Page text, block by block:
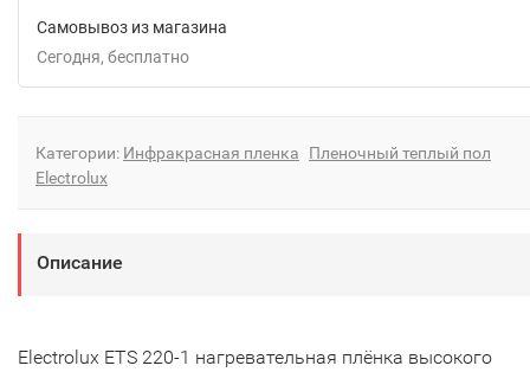
Самовывоз из магазина
Сегодня
Бесплатно
Категории: Инфракрасная пленка
Пленочный теплый пол
Electrolux
Описание
Electrolux ETS 220-1 нагревательная плёнка высокого